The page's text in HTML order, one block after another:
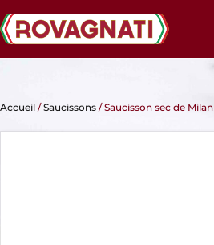
Accueil /Saucissons / Saucisson sec de Milan